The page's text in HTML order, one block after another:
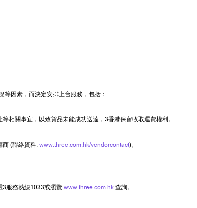
因素，而決定安排上台服務，包括：
相關事宜，以致貨品未能成功送達，3香港保留收取運費權利。
商 (聯絡資料: www.three.com.hk/vendorcontact)。
3服務熱線1033或瀏覽 www.three.com.hk 查詢。